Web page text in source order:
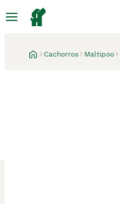
Cachorros Maltipoo